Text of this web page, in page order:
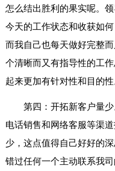
怎么结出胜利的果实呢。
今天的工作状态和收获如
而我自己也每天做好完整
个清晰而又有指导性的工
起来更加有针对性和目的
第四：开拓新客户量
电话销售和网络客服等渠
少，这点值得自己好好的
错过任何一个主动联系我